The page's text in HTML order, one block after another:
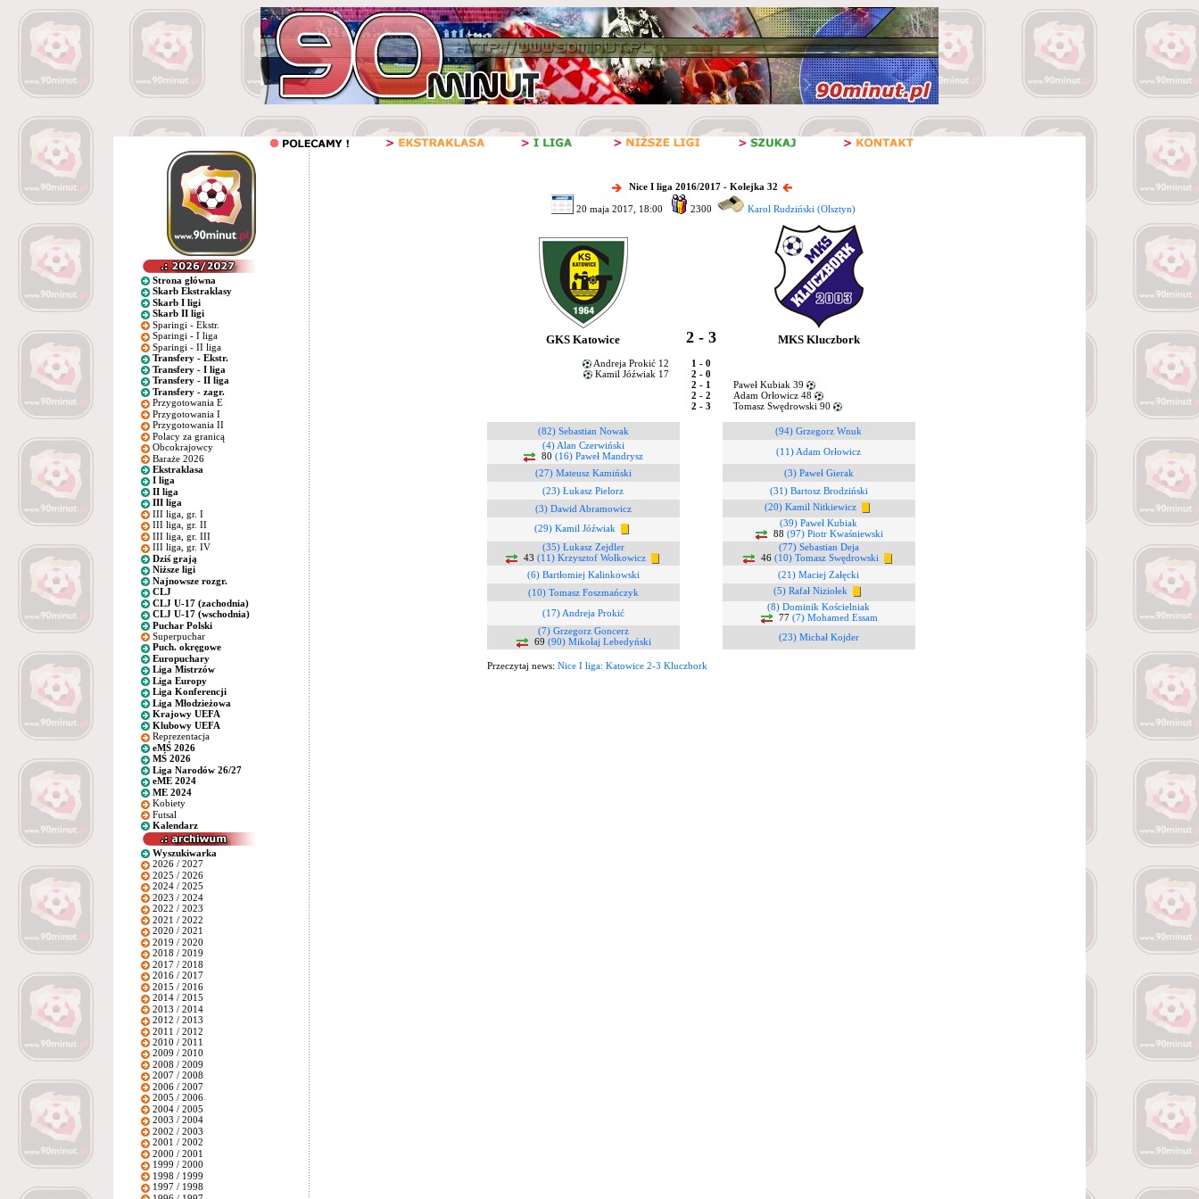
Strona główna
Skarb Ekstraklasy
Skarb I ligi
Skarb II ligi
Sparingi - Ekstr.
Sparingi - I liga
Sparingi - II liga
Transfery - Ekstr.
Transfery - I liga
Transfery - II liga
Transfery - zagr.
Przygotowania E
Przygotowania I
Przygotowania II
Polacy za granicą
Obcokrajowcy
Baraże 2026
Ekstraklasa
I liga
II liga
III liga
III liga, gr. I
III liga, gr. II
III liga, gr. III
III liga, gr. IV
Dziś grają
Niższe ligi
Najnowsze rozgr.
CLJ
CLJ U-17 (zachodnia)
CLJ U-17 (wschodnia)
Puchar Polski
Superpuchar
Puch. okręgowe
Europuchary
Liga Mistrzów
Liga Europy
Liga Konferencji
Liga Młodzieżowa
Krajowy UEFA
Klubowy UEFA
Reprezentacja
eMŚ 2026
MŚ 2026
Liga Narodów 26/27
eME 2024
ME 2024
Kobiety
Futsal
Kalendarz
Wyszukiwarka
2026 / 2027
2025 / 2026
2024 / 2025
2023 / 2024
2022 / 2023
2021 / 2022
2020 / 2021
2019 / 2020
2018 / 2019
2017 / 2018
2016 / 2017
2015 / 2016
2014 / 2015
2013 / 2014
2012 / 2013
2011 / 2012
2010 / 2011
2009 / 2010
2008 / 2009
2007 / 2008
2006 / 2007
2005 / 2006
2004 / 2005
2003 / 2004
2002 / 2003
2001 / 2002
2000 / 2001
1999 / 2000
1998 / 1999
1997 / 1998
Nice I liga 2016/2017 - Kolejka 32
20 maja 2017, 18:00 2300 Karol Rudziński (Olsztyn)
GKS Katowice 2 - 3 MKS Kluczbork
Andreja Prokić 12
1 - 0
Kamil Jóźwiak 17
2 - 0
2 - 1
Paweł Kubiak 39
2 - 2
Adam Orłowicz 48
2 - 3
Tomasz Swędrowski 90
(82) Sebastian Nowak
(94) Grzegorz Wnuk
(4) Alan Czerwiński
80 (16) Paweł Mandrysz
(11) Adam Orłowicz
(27) Mateusz Kamiński
(3) Paweł Gierak
(23) Łukasz Pielorz
(31) Bartosz Brodziński
(3) Dawid Abramowicz
(20) Kamil Nitkiewicz
(29) Kamil Jóźwiak
(39) Paweł Kubiak
88 (97) Piotr Kwaśniewski
(35) Łukasz Zejdler
43 (11) Krzysztof Wołkowicz
(77) Sebastian Deja
46 (10) Tomasz Swędrowski
(6) Bartłomiej Kalinkowski
(21) Maciej Załęcki
(10) Tomasz Foszmańczyk
(5) Rafał Niziołek
(17) Andreja Prokić
(8) Dominik Kościelniak
77 (7) Mohamed Essam
(7) Grzegorz Goncerz
69 (90) Mikołaj Lebedyński (23) Michał Kojder
Przeczytaj news: Nice I liga: Katowice 2-3 Kluczbork